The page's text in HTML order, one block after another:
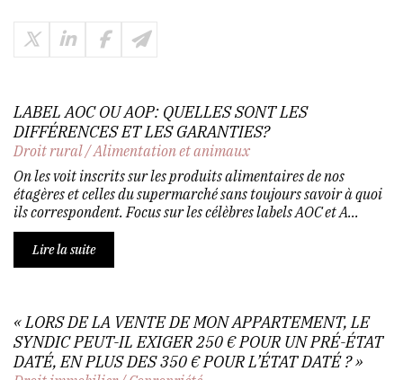
LABEL AOC OU AOP: QUELLES SONT LES
DIFFÉRENCES ET LES GARANTIES?
Droit rural/Alimentation et animaux
On les voit inscrits sur les produits alimentaires de nos
étagères et celles du supermarché sans toujours savoir à quoi
ils correspondent. Focus sur les célèbres labels AOC et A...
Lire la suite
« LORS DE LA VENTE DE MON APPARTEMENT, LE
SYNDIC PEUT-IL EXIGER 250 € POUR UN PRÉ-ÉTAT
DATÉ, EN PLUS DES 350 € POUR L’ÉTAT DATÉ ? »